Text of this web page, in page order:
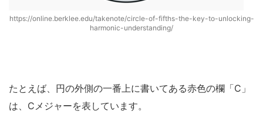
https://online.berklee.edu/takenote/circle-of-fifths-the-key-to-unlocking-
harmonic-understanding/
たとえば、円の外側の一番上に書いてある赤色の欄「C」
は、Cメジャーを表しています。